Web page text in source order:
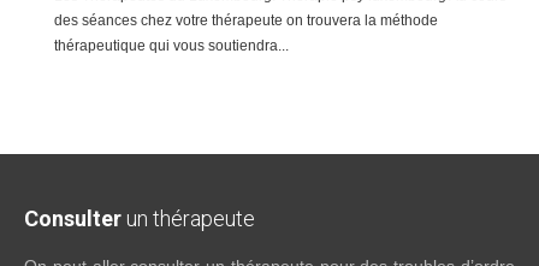
des séances chez votre thérapeute on trouvera la méthode
thérapeutique qui vous soutiendra...
Consulter un thérapeute